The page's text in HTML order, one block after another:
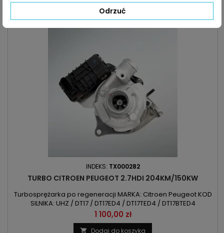
Ostatnie sztuki w magazynie
INDEKS: TX000282
TURBO CITROEN PEUGEOT 2.7HDI 204KM/150KW
Turbosprężarka po regeneracji MARKA: Citroen Peugeot KOD
SILNIKA: UHZ / DT17 / DT17ED4 / DT17TED4 / DT17BTED4
POJEMNOŚĆ: 2720 ccm 2.7HDI MOC: 150kW/204KM ROK
PRODUKCJI: Od 2004r UWAGA: Lewa Strona
Cena
1 100,00 zł
 Dodaj do koszyka
Odrzuć